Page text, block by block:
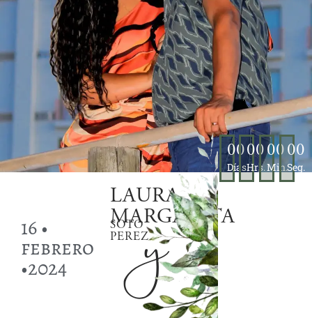
16 •
febrero
•2024
LAURA
MARGARITA
SOTO
PEREZy
00
Días
00
Hrs.
00
Min.
00
Seg.